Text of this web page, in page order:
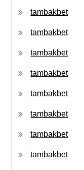
tambakbet
tambakbet
tambakbet
tambakbet
tambakbet
tambakbet
tambakbet
tambakbet